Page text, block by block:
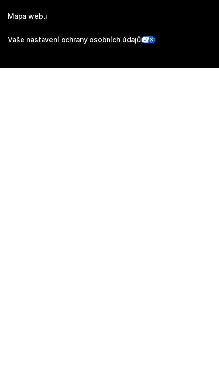
Mapa webu
Vaše nastavení ochrany osobních údajů